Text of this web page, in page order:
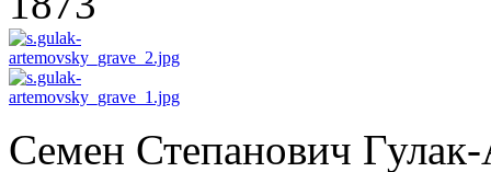
Семен Степанович